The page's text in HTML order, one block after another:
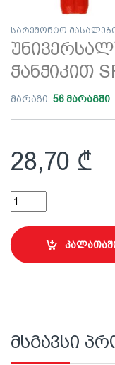
სარემონტო
ჭანჭიკით
მარაგი: 56 მარაგში
28,70 ₾
უნივერსალური
მსგავსი